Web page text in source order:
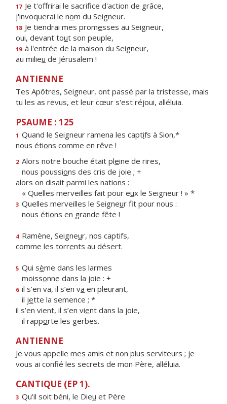
17 Je t'offrirai le sacrifce d'action de grâce,
j'invoquerai le nom du Seigneur.
18 Je tiendrai mes promesses au Seigneur,
oui, devant tout son peuple,
19 à l'entrée de la maison du Seigneur,
au milieu de Jérusalem !
ANTIENNE
Tes Apôtres, Seigneur, ont passé par la tristesse, mais
tu les as revus, et leur cœur s'est réjoui, alléluia.
PSAUME : 125
1 Quand le Seigneur ramena les captifs à Sion,*
nous étions comme en rêve !
2 Alors notre bouche était pleine de rires,
nous poussions des cris de joie ; +
alors on disait parmi les nations :
« Quelles merveilles fait pour eux le Seigneur ! » *
3 Quelles merveilles le Seigneur fit pour nous :
nous étions en grande fête !
4 Ramène, Seigneur, nos captifs,
comme les torrents au désert.
5 Qui sème dans les larmes
moissonne dans la joie : +
6 il s’en va, il s’en va en pleurant,
il jette la semence ; *
il s’en vient, il s’en vient dans la joie,
il rapporte les gerbes.
ANTIENNE
Je vous appelle mes amis et non plus serviteurs ; je
vous ai confié les secrets de mon Père, alléluia.
CANTIQUE (EP 1).
3 Qu'il soit béni, le Dieu et Père